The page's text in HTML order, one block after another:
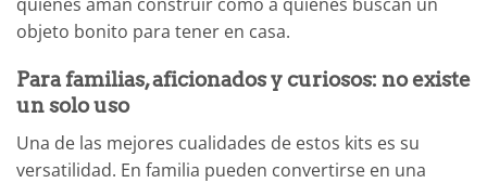
objeto bonito para tener en casa.
Para familias, aficionados y curiosos: no existe
un solo uso
Una de las mejores cualidades de estos kits es su
versatilidad. En familia pueden convertirse en una